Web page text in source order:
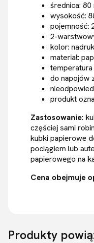
średnica: 80
wysokość:
pojemność:
2-
kolor:
materiał:
temperatura
do napojów
produkt
Zastosowanie:
częściej sami
kubki papierowe
pociągiem lub
papierowego na
Cena obejmuje
Produkty